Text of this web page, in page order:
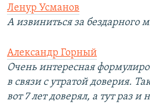
Ленур Усманов
А извиниться за бездарного
Александр Горный
Очень интересная
в связи с утратой доверия.
вот 7 лет доверял, а тут раз и